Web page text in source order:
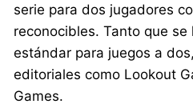
serie para dos jugadores
reconocibles. Tanto que
estándar para juegos a
editoriales como Lookout
Games.